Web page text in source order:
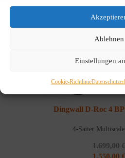
Ablehnen
Einstellungen
Cookie-Richtlinie
Dingwall D-Roc 4
4-Saiter Multiscale
1.699,00€
1.550,00 €